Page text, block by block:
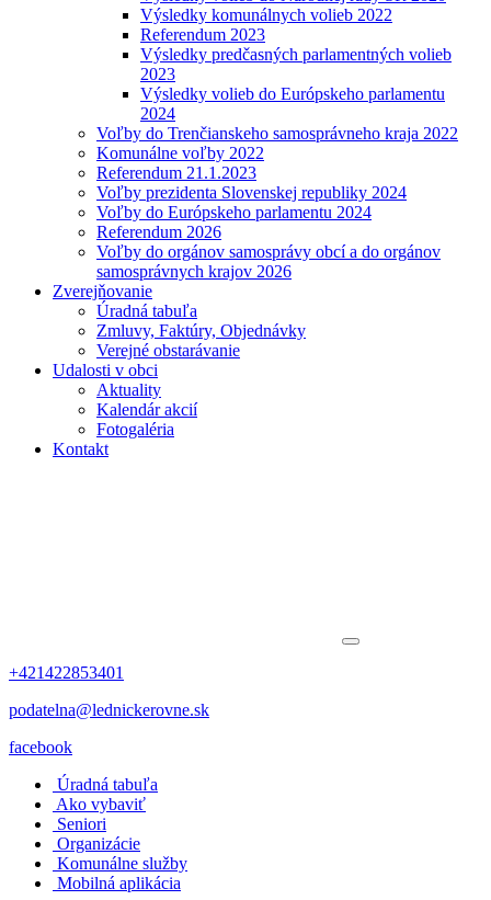
Výsledky komunálnych volieb 2022
Referendum 2023
Výsledky predčasných parlamentných volieb
2023
Výsledky volieb do Európskeho parlamentu
2024
Voľby do Trenčianskeho samosprávneho kraja 2022
Komunálne voľby 2022
Referendum 21.1.2023
Voľby prezidenta Slovenskej republiky 2024
Voľby do Európskeho parlamentu 2024
Referendum 2026
Voľby do orgánov samosprávy obcí a do orgánov
samosprávnych krajov 2026
Zverejňovanie
Úradná tabuľa
Zmluvy, Faktúry, Objednávky
Verejné obstarávanie
Udalosti v obci
Aktuality
Kalendár akcií
Fotogaléria
Kontakt
+421422853401
podatelna@lednickerovne.sk
facebook
Úradná tabuľa
Ako vybaviť
Seniori
Organizácie
Komunálne služby
Mobilná aplikácia